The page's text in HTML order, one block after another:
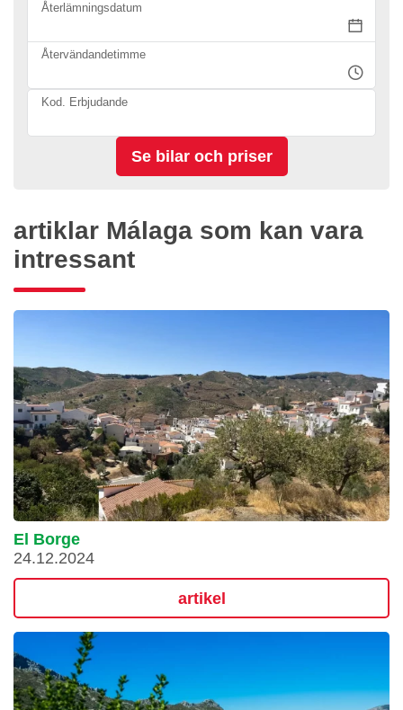
Återlämningsdatum
Återvändandetimme
Kod. Erbjudande
artiklar Málaga som kan vara
intressant
El Borge
24.12.2024
artikel